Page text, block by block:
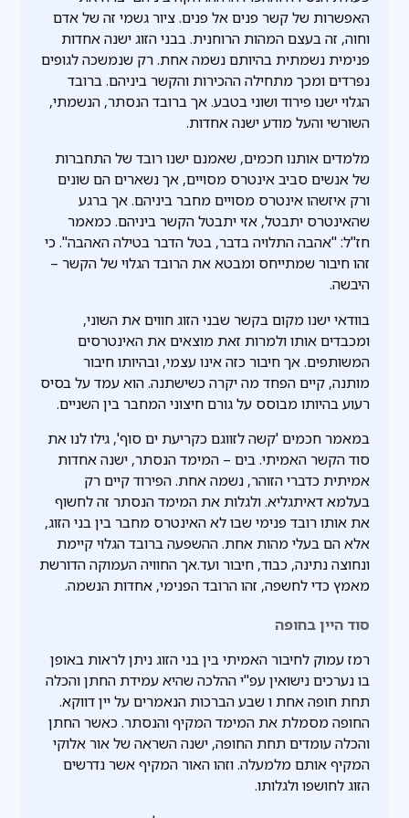
האפשרות של קשר פנים אל פנים. ציור גשמי זה של אדם
וחוה, זה בעצם המהות הרוחנית. בבני הזוג ישנה אחדות
פנימית נשמתית בהיותם נשמה אחת. רק שנמשכה לגופים
נפרדים ומכך מתחילה ההכירות והקשר ביניהם. ברובד
הגלוי ישנו פירוד ושוני בטבע. אך ברובד הנסתר, הנשמתי,
השורשי והעל מודע ישנה אחדות.
מלמדים אותנו חכמים, שאמנם ישנו רובד של התחברות
של אנשים סביב אינטרס מסויים, אך נשארים הם שונים
ורק איזשהו אינטרס מסויים מחבר ביניהם. אך ברגע
שהאינטרס יתבטל, אזי יתבטל הקשר ביניהם. כמאמר
חז"ל: "אהבה התלויה בדבר, בטל הדבר בטילה האהבה". כי
זהו חיבור שמתייחס ומבטא את הרובד הגלוי של הקשר –
היבשה.
בוודאי ישנו מקום בקשר שבני הזוג חווים את השוני,
ומכבדים אותו ולמרות זאת מוצאים את האינטרסים
המשותפים. אך חיבור כזה אינו עצמי, ובהיותו חיבור
מותנה, קיים הפחד מה יקרה כשישתנה. הוא עמד על בסיס
רעוע בהיותו מבוסס על גורם חיצוני המחבר בין השניים.
במאמר חכמים 'קשה לזווגם כקריעת ים סוף', גילו לנו את
סוד הקשר האמיתי. בים – המימד הנסתר, ישנה אחדות
אמיתית כדברי הזוהר, נשמה אחת. הפירוד קיים רק
בעלמא דאיתגליא. ולגלות את המימד הנסתר זה לחשוף
את אותו רובד פנימי שבו לא האינטרס מחבר בין בני הזוג,
אלא הם בעלי מהות אחת. ההשפעה ברובד הגלוי קיימת
ונחוצה נתינה, כבוד, חיבור ועד.אך החוויה העמוקה הדורשת
מאמץ כדי לחשפה, זהו הרובד הפנימי, אחדות הנשמה.
סוד היין בחופה
רמז עמוק לחיבור האמיתי בין בני הזוג ניתן לראות באופן
בו נערכים נישואין עפ"י ההלכה שהיא עמידת החתן והכלה
תחת חופה אחת ו שבע הברכות הנאמרים על יין דווקא.
החופה מסמלת את המימד המקיף והנסתר. כאשר החתן
והכלה עומדים תחת החופה, ישנה השראה של אור אלוקי
המקיף אותם מלמעלה. וזהו האור המקיף אשר נדרשים
הזוג לחושפו ולגלותו.